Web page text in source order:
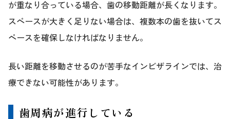
が重なり合っている場合、歯の移動距離が長くなります。
スペースが大きく足りない場合は、複数本の歯を抜いてス
ペースを確保しなければなりません。
長い距離を移動させるのが苦手なインビザラインでは、治
療できない可能性があります。
歯周病が進行している